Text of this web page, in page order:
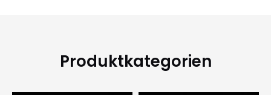
Produktkategorien